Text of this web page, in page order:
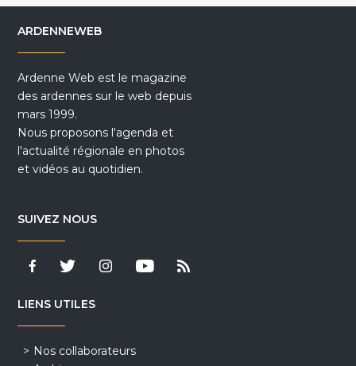
ARDENNEWEB
Ardenne Web est le magazine
des ardennes sur le web depuis
mars 1999.
Nous proposons l'agenda et
l'actualité régionale en photos
et vidéos au quotidien.
SUIVEZ NOUS
LIENS UTILES
Nos collaborateurs